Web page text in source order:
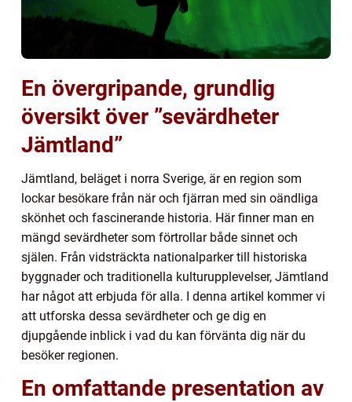
En övergripande, grundlig
översikt över ”sevärdheter
Jämtland”
Jämtland, beläget i norra Sverige, är en region som
lockar besökare från när och fjärran med sin oändliga
skönhet och fascinerande historia. Här finner man en
mängd sevärdheter som förtrollar både sinnet och
själen. Från vidsträckta nationalparker till historiska
byggnader och traditionella kulturupplevelser, Jämtland
har något att erbjuda för alla. I denna artikel kommer vi
att utforska dessa sevärdheter och ge dig en
djupgående inblick i vad du kan förvänta dig när du
besöker regionen.
En omfattande presentation av